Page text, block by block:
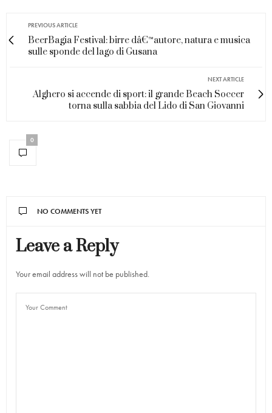
PREVIOUS ARTICLE
BeerBagia Festival: birre dâ€™autore, natura e musica
sulle sponde del lago di Gusana
NEXT ARTICLE
Alghero si accende di sport: il grande Beach Soccer
torna sulla sabbia del Lido di San Giovanni
0
NO COMMENTS YET
Leave a Reply
Your email address will not be published.